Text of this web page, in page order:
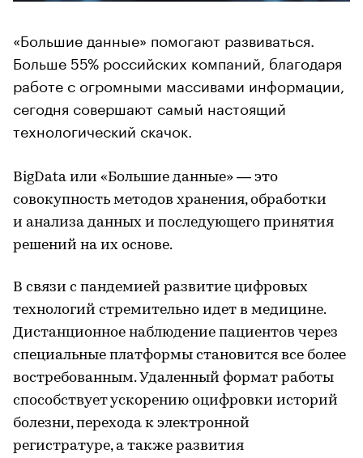
«Большие данные» помогают развиваться.
Больше 55% российских компаний, благодаря
работе с огромными массивами информации,
сегодня совершают самый настоящий
технологический скачок.
BigData или «Большие данные» — это
совокупность методов хранения, обработки
и анализа данных и последующего принятия
решений на их основе.
В связи с пандемией развитие цифровых
технологий стремительно идет в медицине.
Дистанционное наблюдение пациентов через
специальные платформы становится все более
востребованным. Удаленный формат работы
способствует ускорению оцифровки историй
болезни, перехода к электронной
регистратуре, а также развития